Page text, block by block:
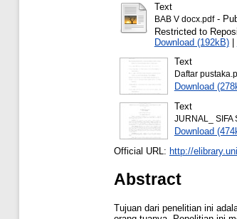
Text
BAB V docx.pdf-
Restricted to
Download (192kB)|
Text
Daftar
Download
Text
JURNAL_ SIFA
Download
Official URL: http://
Abstract
Tujuan dari penelitian ini